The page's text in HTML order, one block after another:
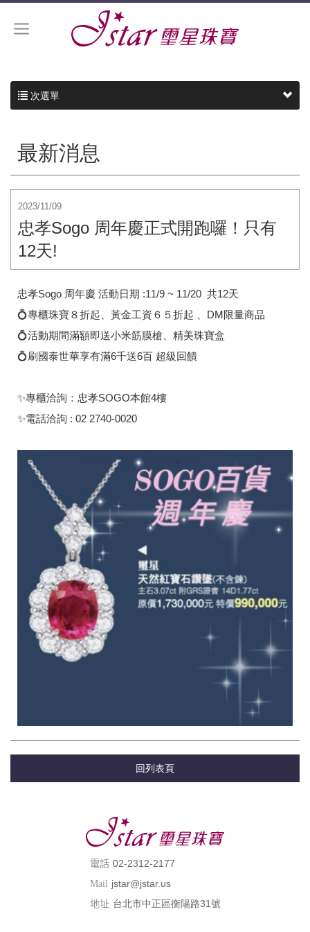
次選單
最新消息
2023/11/09
忠孝Sogo 周年慶正式開跑囉！只有
12天!
忠孝Sogo 周年慶 活動日期 :11/9 ~ 11/20 共12天
💍專櫃珠寶８折起、黃金工資６５折起 、DM限量商品
💍活動期間滿額即送小米筋膜槍、精美珠寶盒
💍刷國泰世華享有滿6千送6百 超級回饋
✨專櫃洽詢：忠孝SOGO本館4樓
✨電話洽詢 : 02 2740-0020
回列表頁
電話 02-2312-2177
Mail jstar@jstar.us
地址 台北市中正區衡陽路31號